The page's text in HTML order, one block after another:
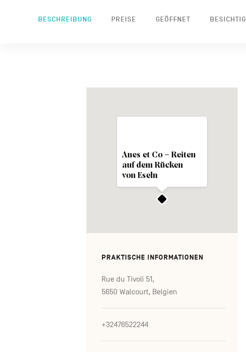
BESCHREIBUNG PREISE GEÖFFNET
Anes et Co – Reiten
auf dem Rücken
von Eseln
PRAKTISCHE INFORMATIONEN
Rue du Tivoli 51,
5650 Walcourt, Belgien
+32476522244